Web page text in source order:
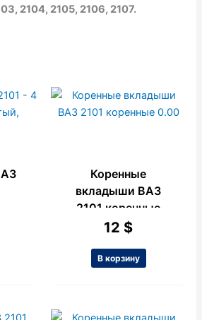
2104, 2105, 2106, 2107.
Коренные
вкладыши ВАЗ
2101 коренные
0.00
12 $
В корзину